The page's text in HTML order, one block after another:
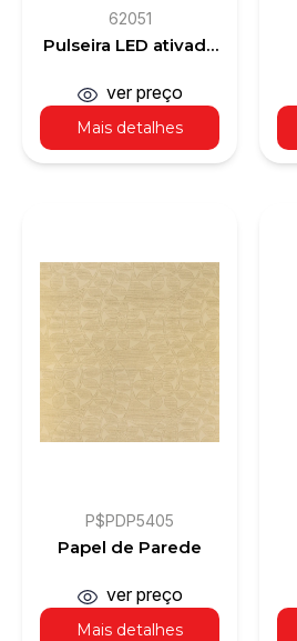
62051
Pulseira LED ativada
Mais detalhes
ver preço
P$PDP5405
Papel de Parede
Mais detalhes
ver preço